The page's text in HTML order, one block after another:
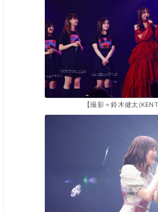
【撮影＝鈴木健太